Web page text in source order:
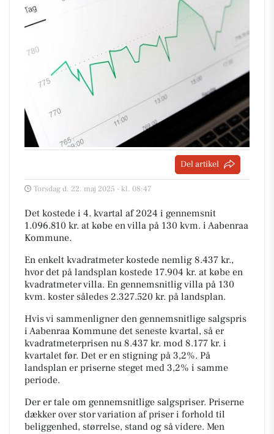
Del artikel
Torsdag d. 22. maj 2025 - kl. 08:47
Det kostede i 4. kvartal af 2024 i gennemsnit
1.096.810 kr. at købe en villa på 130 kvm. i Aabenraa
Kommune.
En enkelt kvadratmeter kostede nemlig 8.437 kr.,
hvor det på landsplan kostede 17.904 kr. at købe en
kvadratmeter villa. En gennemsnitlig villa på 130
kvm. koster således 2.327.520 kr. på landsplan.
Hvis vi sammenligner den gennemsnitlige salgspris
i Aabenraa Kommune det seneste kvartal, så er
kvadratmeterprisen nu 8.437 kr. mod 8.177 kr. i
kvartalet før. Det er en stigning på 3,2%. På
landsplan er priserne steget med 3,2% i samme
periode.
Der er tale om gennemsnitlige salgspriser. Priserne
dækker over stor variation af priser i forhold til
beliggenhed, størrelse, stand og så videre. Men